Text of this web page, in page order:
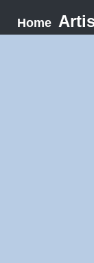
Home